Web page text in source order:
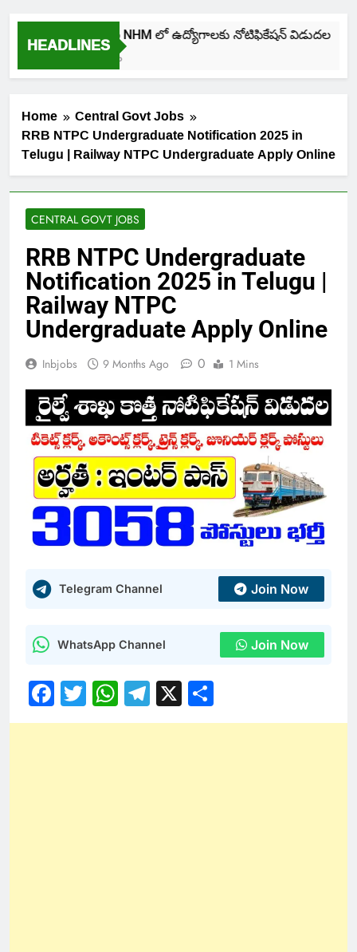
HEADLINES
తెలంగాణ NHM లో ఉద్యోగాలకు నోటిఫికేషన్ విడుదల
Home
Central Govt Jobs
RRB NTPC Undergraduate Notification 2025 in
Telugu | Railway NTPC Undergraduate Apply Online
CENTRAL GOVT JOBS
RRB NTPC Undergraduate
Notification 2025 in Telugu |
Railway NTPC
Undergraduate Apply Online
Inbjobs 9 Months Ago 0 1 Mins
Telegram Channel Join Now
WhatsApp Channel Join Now
Facebook
Twitter
WhatsApp
Telegram
X